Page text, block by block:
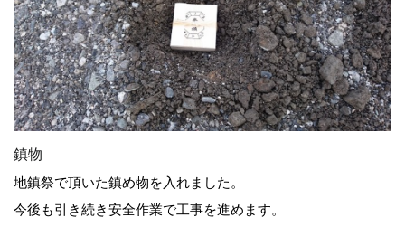
鎮物
地鎮祭で頂いた鎮め物を入れました。
今後も引き続き安全作業で工事を進めます。